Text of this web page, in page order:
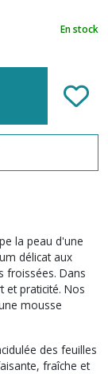
En stock
la peau d'une
délicat aux
froissées. Dans
praticité. Nos
mousse
des feuilles
fraîche et